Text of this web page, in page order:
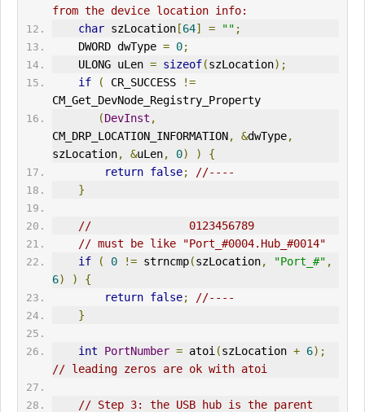
from the device location info:
char szLocation[64] = "" ;
    DWORD dwType
= 0;
    ULONG uLen
= sizeof(szLocation);
if
( CR_SUCCESS
!=
CM_Get_DevNode_Registry_Property
(DevInst ,
CM_DRP_LOCATION_ INFORMATION, &dwType,
szLocation, &uLen, 0) )
{
return false;
//----
}
//               0123456789
// must be like "Port_#0004.Hub_#0014"
if
( 0 != strncmp(szLocation, "Port_#" ,
6) )
{
return false;
//----
}
int PortNumber = atoi (szLocation + 6);
// leading zeros are ok with atoi
// Step 3: the USB hub is the parent